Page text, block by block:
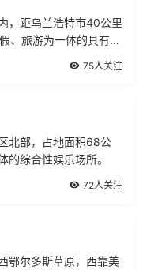
，距乌兰浩特市40公里
、旅游为一体的具有蒙
75人关注
北部，占地面积68公
的综合性娱乐场所。
72人关注
鄂尔多斯草原，西靠美